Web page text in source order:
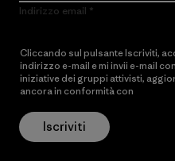
Indirizzo email
Cliccando sul pulsante Iscriviti,
indirizzo e-mail e mi invii e-mail
iniziative dei gruppi attivisti,
ancora in conformità con
Iscriviti